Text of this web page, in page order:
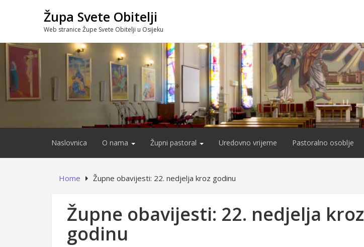
Župa Svete Obitelji
Web stranice Župe Svete Obitelji u Osijeku
Naslovnica O nama Župni pastoral Uredovno vrijeme Pastoralno osoblje
Home Župne obavijesti: 22. nedjelja kroz godinu
Župne obavijesti: 22. nedjelja kroz
godinu